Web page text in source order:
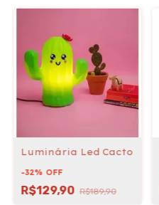
Luminária Led Cacto
-32% OFF
R$129,90 R$189,90